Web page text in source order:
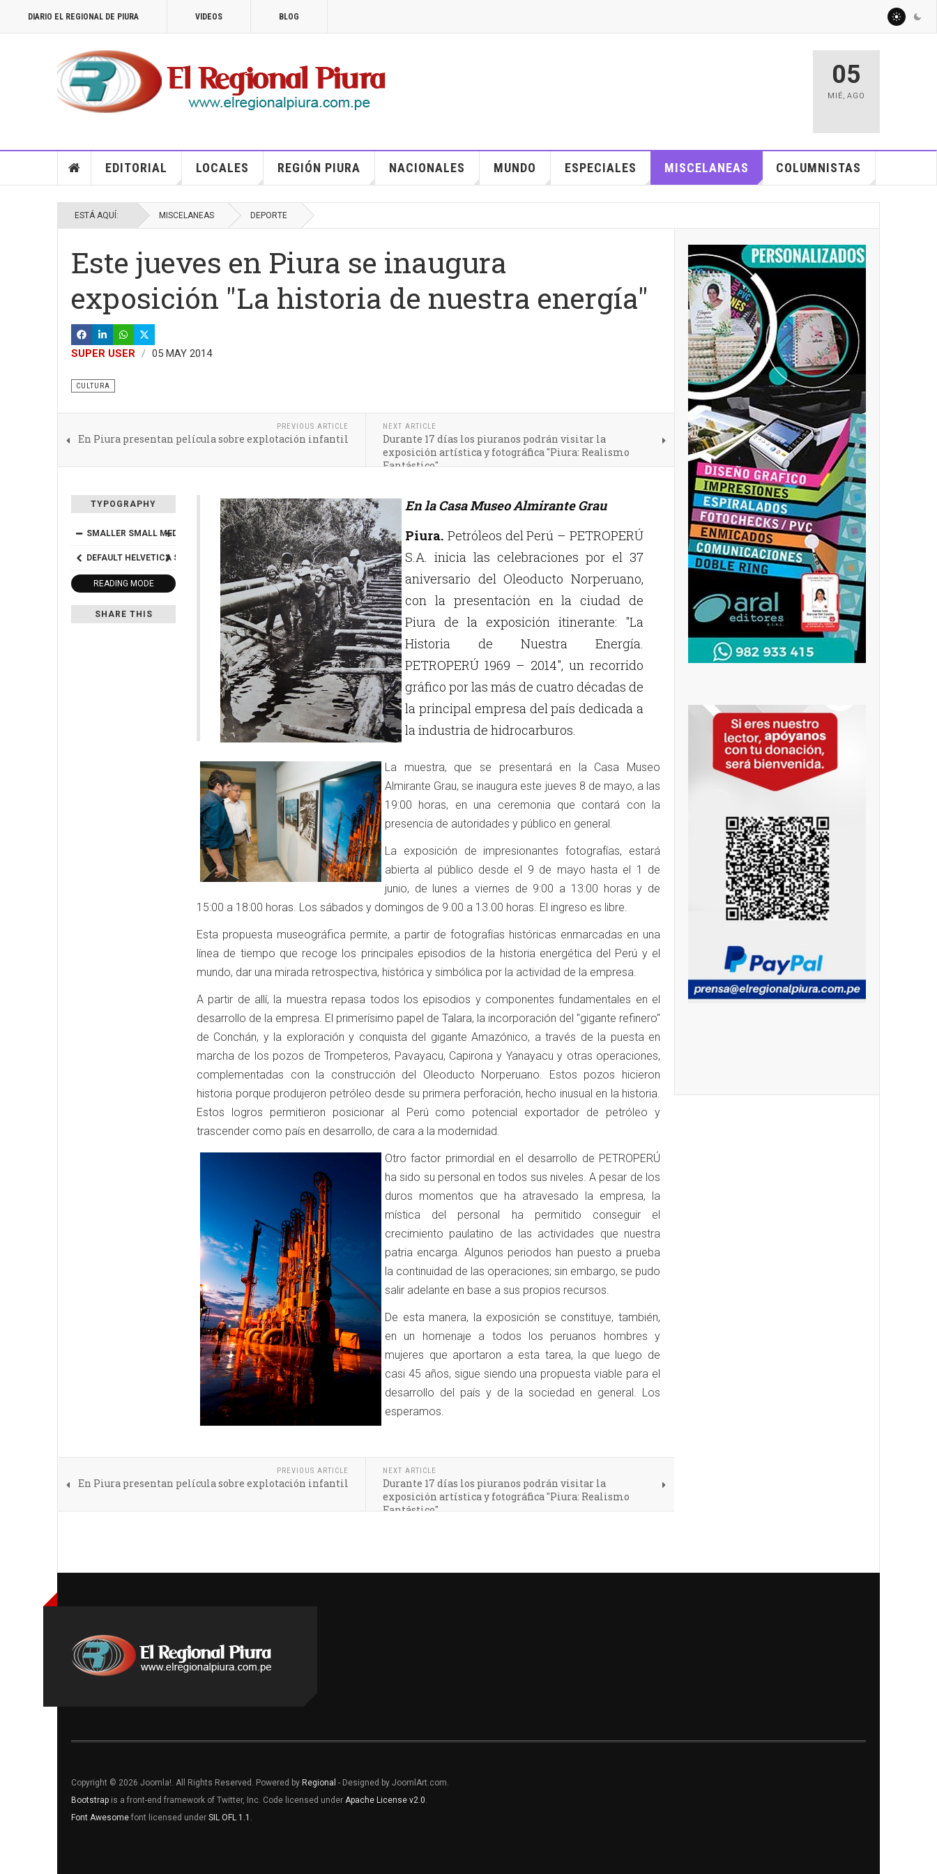
DIARIO EL REGIONAL DE PIURA VIDEOS BLOG
05
MIÉ, AGO
EDITORIAL LOCALES REGIÓN PIURA NACIONALES MUNDO ESPECIALES MISCELANEAS COLUMNISTAS
ESTÁ AQUÍ: MISCELANEAS DEPORTE
Este jueves en Piura se inaugura
exposición "La historia de nuestra energía"
SUPER USER 05 MAY 2014
CULTURA
PREVIOUS ARTICLE
En Piura presentan película sobre explotación infantil
NEXT ARTICLE
Durante 17 días los piuranos podrán visitar la
exposición artística y fotográfica "Piura: Realismo
Fantástico"
TYPOGRAPHY
SMALLER SMALL MEDIUM BIGGER
DEFAULT HELVETICA SEGOE GEORGIA TIMES
READING MODE
SHARE THIS
En la Casa Museo Almirante Grau
Piura. Petróleos del Perú – PETROPERÚ
S.A. inicia las celebraciones por el 37
aniversario del Oleoducto Norperuano,
con la presentación en la ciudad de
Piura de la exposición itinerante: "La
Historia de Nuestra Energía.
PETROPERÚ 1969 – 2014", un recorrido
gráfico por las más de cuatro décadas de
la principal empresa del país dedicada a
la industria de hidrocarburos.
La muestra, que se presentará en la Casa Museo
Almirante Grau, se inaugura este jueves 8 de mayo, a las
19:00 horas, en una ceremonia que contará con la
presencia de autoridades y público en general.
La exposición de impresionantes fotografías, estará
abierta al público desde el 9 de mayo hasta el 1 de
junio, de lunes a viernes de 9:00 a 13:00 horas y de
15:00 a 18:00 horas. Los sábados y domingos de 9.00 a 13.00 horas. El ingreso es libre.
Esta propuesta museográfica permite, a partir de fotografías históricas enmarcadas en una
línea de tiempo que recoge los principales episodios de la historia energética del Perú y el
mundo, dar una mirada retrospectiva, histórica y simbólica por la actividad de la empresa.
A partir de allí, la muestra repasa todos los episodios y componentes fundamentales en el
desarrollo de la empresa. El primerísimo papel de Talara, la incorporación del "gigante refinero"
de Conchán, y la exploración y conquista del gigante Amazónico, a través de la puesta en
marcha de los pozos de Trompeteros, Pavayacu, Capirona y Yanayacu y otras operaciones,
complementadas con la construcción del Oleoducto Norperuano. Estos pozos hicieron
historia porque produjeron petróleo desde su primera perforación, hecho inusual en la historia.
Estos logros permitieron posicionar al Perú como potencial exportador de petróleo y
trascender como país en desarrollo, de cara a la modernidad.
Otro factor primordial en el desarrollo de PETROPERÚ
ha sido su personal en todos sus niveles. A pesar de los
duros momentos que ha atravesado la empresa, la
mística del personal ha permitido conseguir el
crecimiento paulatino de las actividades que nuestra
patria encarga. Algunos periodos han puesto a prueba
la continuidad de las operaciones; sin embargo, se pudo
salir adelante en base a sus propios recursos.
De esta manera, la exposición se constituye, también,
en un homenaje a todos los peruanos hombres y
mujeres que aportaron a esta tarea, la que luego de
casi 45 años, sigue siendo una propuesta viable para el
desarrollo del país y de la sociedad en general. Los
esperamos.
PREVIOUS ARTICLE
En Piura presentan película sobre explotación infantil
NEXT ARTICLE
Durante 17 días los piuranos podrán visitar la
exposición artística y fotográfica "Piura: Realismo
Fantástico"
Copyright © 2026 Joomla!. All Rights Reserved. Powered by Regional - Designed by JoomlArt.com.
Bootstrap is a front-end framework of Twitter, Inc. Code licensed under Apache License v2.0.
Font Awesome font licensed under SIL OFL 1.1 .